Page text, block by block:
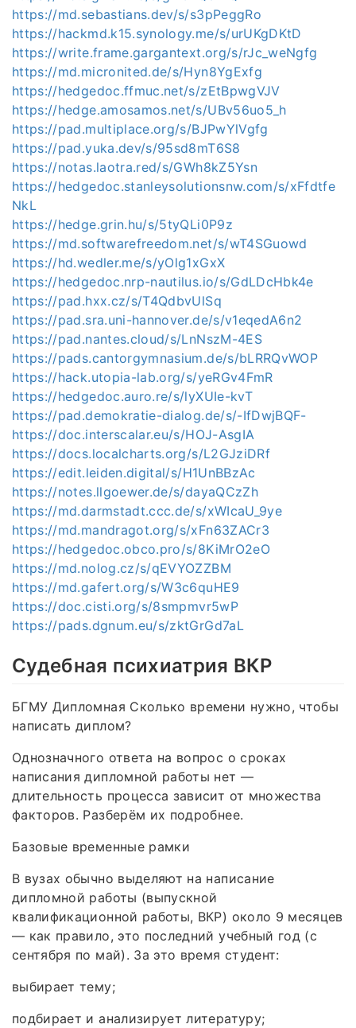
https://md.sebastians.dev/s/s3pPeggRo
https://hackmd.k15.synology.me/s/urUKgDKtD
https://write.frame.gargantext.org/s/rJc_weNgfg
https://md.micronited.de/s/Hyn8YgExfg
https://hedgedoc.ffmuc.net/s/zEtBpwgVJV
https://hedge.amosamos.net/s/UBv56uo5_h
https://pad.multiplace.org/s/BJPwYlVgfg
https://pad.yuka.dev/s/95sd8mT6S8
https://notas.laotra.red/s/GWh8kZ5Ysn
https://hedgedoc.stanleysolutionsnw.com/s/xFfdtfe
NkL
https://hedge.grin.hu/s/5tyQLi0P9z
https://md.softwarefreedom.net/s/wT4SGuowd
https://hd.wedler.me/s/yOlg1xGxX
https://hedgedoc.nrp-nautilus.io/s/GdLDcHbk4e
https://pad.hxx.cz/s/T4QdbvUlSq
https://pad.sra.uni-hannover.de/s/v1eqedA6n2
https://pad.nantes.cloud/s/LnNszM-4ES
https://pads.cantorgymnasium.de/s/bLRRQvWOP
https://hack.utopia-lab.org/s/yeRGv4FmR
https://hedgedoc.auro.re/s/lyXUIe-kvT
https://pad.demokratie-dialog.de/s/-IfDwjBQF-
https://doc.interscalar.eu/s/HOJ-AsgIA
https://docs.localcharts.org/s/L2GJziDRf
https://edit.leiden.digital/s/H1UnBBzAc
https://notes.llgoewer.de/s/dayaQCzZh
https://md.darmstadt.ccc.de/s/xWIcaU_9ye
https://md.mandragot.org/s/xFn63ZACr3
https://hedgedoc.obco.pro/s/8KiMrO2eO
https://md.nolog.cz/s/qEVYOZZBM
https://md.gafert.org/s/W3c6quHE9
https://doc.cisti.org/s/8smpmvr5wP
https://pads.dgnum.eu/s/zktGrGd7aL
Судебная психиатрия ВКР
БГМУ Дипломная Сколько времени нужно, чтобы
написать диплом?
Однозначного ответа на вопрос о сроках
написания дипломной работы нет —
длительность процесса зависит от множества
факторов. Разберём их подробнее.
Базовые временные рамки
В вузах обычно выделяют на написание
дипломной работы (выпускной
квалификационной работы, ВКР) около 9 месяцев
— как правило, это последний учебный год (с
сентября по май). За это время студент:
выбирает тему;
подбирает и анализирует литературу;